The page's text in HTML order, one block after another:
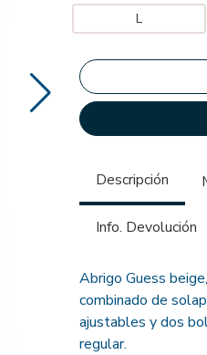
L
Descripción
Info. Devolución
Abrigo Guess
combinado de
ajustables y dos
regular.